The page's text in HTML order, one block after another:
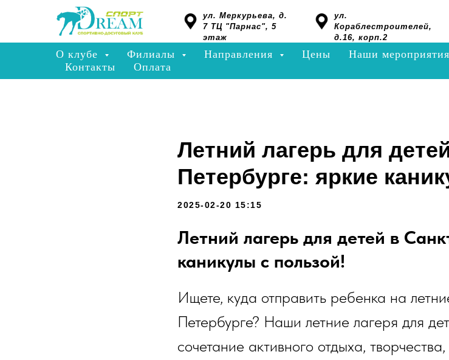
ул. Меркурьева, д.
7 ТЦ "Парнас", 5
этаж
ул.
Кораблестроителей,
д.16, корп.2
О клубе Филиалы Направления Цены Наши мероприятия
Контакты
Оплата
Летний лагерь для
Петербурге: яркие
2025-02-20 15:15
Летний лагерь для детей в
каникулы с пользой!
Ищете, куда отправить ребенка на
Петербурге? Наши летние лагеря для
сочетание активного отдыха,